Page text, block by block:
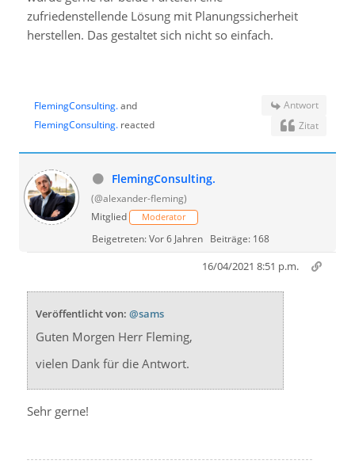
zufriedenstellende Lösung mit Planungssicherheit
herstellen. Das gestaltet sich nicht so einfach.
FlemingConsulting.and
FlemingConsulting. reacted
Antwort
Zitat
FlemingConsulting.
(@alexander-fleming)
Mitglied
Moderator
Beigetreten: Vor 6 Jahren Beiträge: 168
16/04/2021 8:51 p.m.
Veröffentlicht von: @sams
Guten Morgen Herr Fleming,
vielen Dank für die Antwort.
Sehr gerne!